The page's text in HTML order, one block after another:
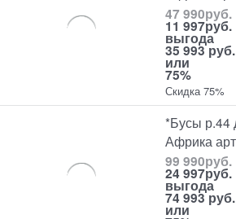
47 990руб.
11 997руб.
выгода
35 993 руб.
или
75%
Скидка 75%
*Бусы р.44
Африка
99 990руб.
24 997руб.
выгода
74 993 руб.
или